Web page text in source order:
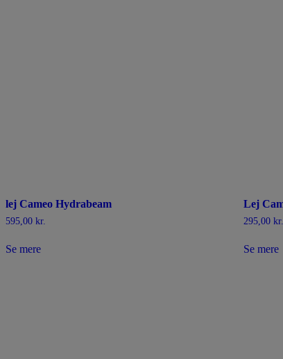
lej Cameo Hydrabeam
595,00 kr.
Se mere
Lej
295,00kr.
Se mere